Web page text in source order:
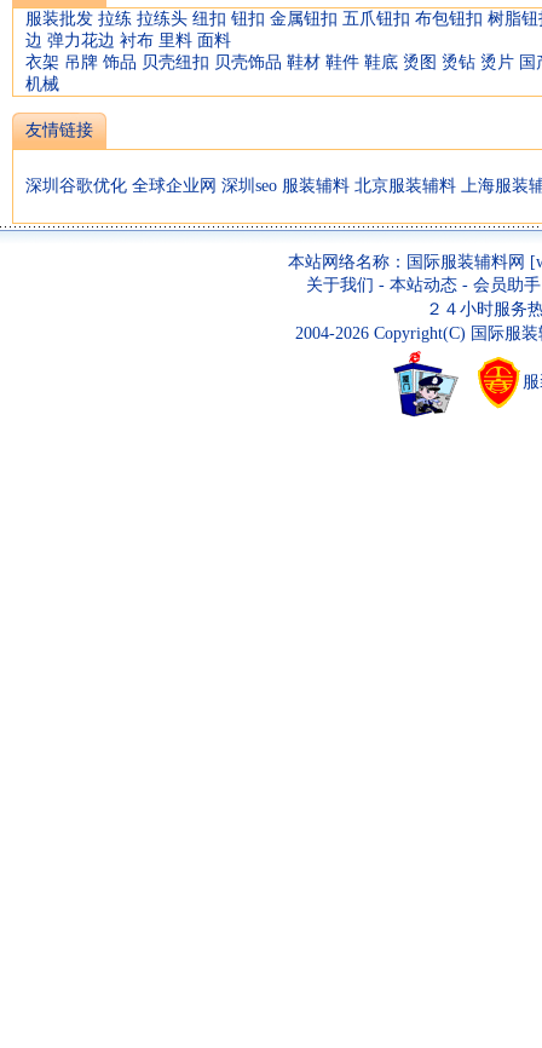
服装批发 拉练 拉练头 纽扣 钮扣 金属钮扣 五爪钮扣 布包钮扣 树脂钮
边 弹力花边 衬布 里料 面料
衣架 吊牌 饰品 贝壳纽扣 贝壳饰品 鞋材 鞋件 鞋底 烫图 烫钻 烫片 国
机械
友情链接
深圳谷歌优化 全球企业网 深圳seo 服装辅料 北京服装辅料 上海服装
本站网络名称： 国际服装辅料网
关于我们 - 本站动态 - 会员助手
２４小时服务
2004-2026 Copyright(C) 国际服